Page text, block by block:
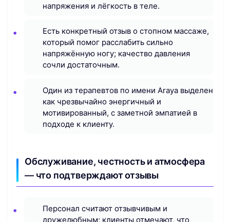
напряжения и лёгкость в теле.
Есть конкретный отзыв о стопном массаже,
который помог расслабить сильно
напряжённую ногу; качество давления
сочли достаточным.
Один из терапевтов по имени Araya выделен
как чрезвычайно энергичный и
мотивированный, с заметной эмпатией в
подходе к клиенту.
Обслуживание, честность и атмосфера
— что подтверждают отзывы
Персонал считают отзывчивым и
дружелюбным; клиенты отмечают, что